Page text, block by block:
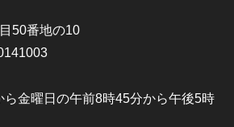
50番地の10
ら金曜日の午前8時45分から午後5時